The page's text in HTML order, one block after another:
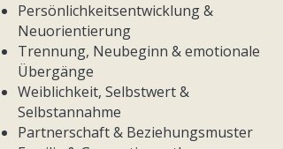
Persönlichkeitsentwicklung &
Neuorientierung
Trennung, Neubeginn & emotionale
Übergänge
Weiblichkeit, Selbstwert &
Selbstannahme
Partnerschaft & Beziehungsmuster